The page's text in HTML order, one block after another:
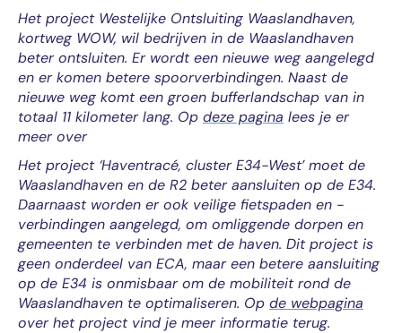
Het project Westelijke Ontsluiting Waaslandhaven,
kortweg WOW, wil bedrijven in de Waaslandhaven
beter ontsluiten. Er wordt een nieuwe weg aangelegd
en er komen betere spoorverbindingen. Naast de
nieuwe weg komt een groen bufferlandschap van in
totaal 11 kilometer lang. Op deze pagina lees je er
meer over
Het project ‘Haventracé, cluster E34-West’ moet de
Waaslandhaven en de R2 beter aansluiten op de E34.
Daarnaast worden er ook veilige fietspaden en -
verbindingen aangelegd, om omliggende dorpen en
gemeenten te verbinden met de haven. Dit project is
geen onderdeel van ECA, maar een betere aansluiting
op de E34 is onmisbaar om de mobiliteit rond de
Waaslandhaven te optimaliseren. Op de webpagina
over het project vind je meer informatie terug.